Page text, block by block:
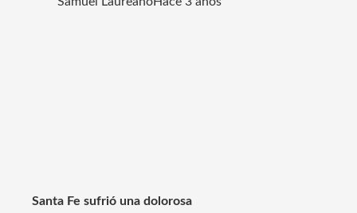
Santa Fe sufrió una dolorosa